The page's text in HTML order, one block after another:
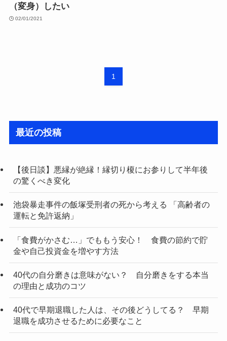
（変身）したい
02/01/2021
1
最近の投稿
【後日談】悪縁が絶縁！縁切り榎にお参りして半年後
の驚くべき変化
池袋暴走事件の飯塚受刑者の死から考える 「高齢者の
運転と免許返納」
「食費がかさむ…」でももう安心！ 食費の節約で貯
金や自己投資金を増やす方法
40代の自分磨きは意味がない？ 自分磨きをする本当
の理由と成功のコツ
40代で早期退職した人は、その後どうしてる？ 早期
退職を成功させるために必要なこと